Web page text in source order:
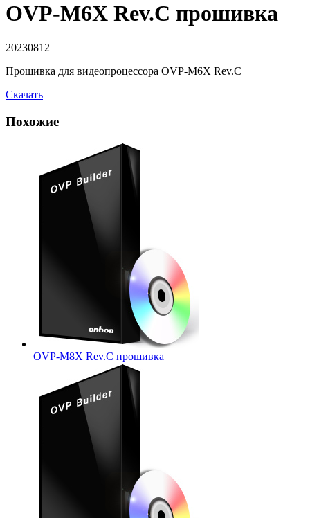
OVP-M6X Rev.C прошивка
20230812
Прошивка для видеопроцессора OVP-M6X Rev.C
Скачать
Похожие
OVP-M8X Rev.C прошивка